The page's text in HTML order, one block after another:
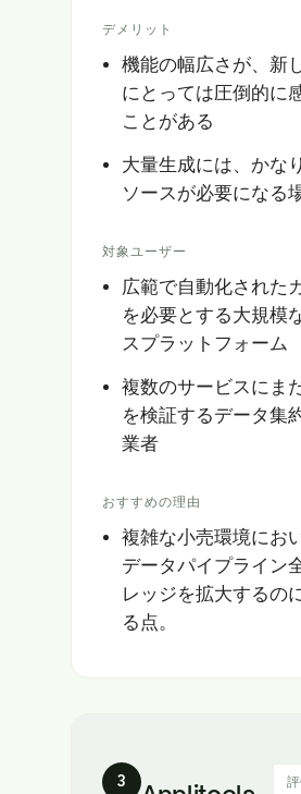
デメリット
機能の幅広さが、新
にとっては圧倒的に
ことがある
大量生成には、かな
ソースが必要になる
対象ユーザー
広範で自動化された
を必要とする大規模
スプラットフォーム
複数のサービスにま
を検証するデータ集
業者
おすすめの理由
複雑な小売環境にお
データパイプライン
レッジを拡大するの
る点。
3